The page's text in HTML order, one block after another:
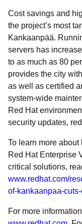
Cost savings and
the project’s most
Kankaanpää.
servers has
to as much as 80
provides the city
as well as certified
system-wide
Red Hat
security updates,
To learn more
Red Hat Enterprise
critical solutions,
www.redhat.com/
of-kankaanpaa-
For more